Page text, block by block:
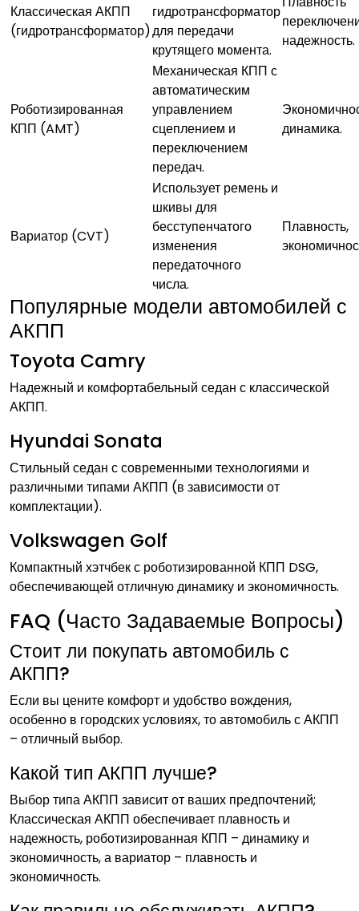
Классическая АКПП
(гидротрансформатор)
гидротрансформатор
для передачи
крутящего момента.
надежность.
Роботизированная
КПП (AMT)
Механическая КПП с
автоматическим
управлением
сцеплением и
переключением
передач.
динамика.
Вариатор (CVT)
Использует ремень и
шкивы для
бесступенчатого
изменения
передаточного
числа.
Плавность,
Популярные модели автомобилей с
АКПП
Toyota Camry
Надежный и комфортабельный седан с классической
АКПП.
Hyundai Sonata
Стильный седан с современными технологиями и
различными типами АКПП (в зависимости от
комплектации).
Volkswagen Golf
Компактный хэтчбек с роботизированной КПП DSG,
обеспечивающей отличную динамику и экономичность.
FAQ (Часто Задаваемые Вопросы)
Стоит ли покупать автомобиль с
АКПП?
Если вы цените комфорт и удобство вождения,
особенно в городских условиях, то автомобиль с АКПП
– отличный выбор.
Какой тип АКПП лучше?
Выбор типа АКПП зависит от ваших предпочтений;
Классическая АКПП обеспечивает плавность и
надежность, роботизированная КПП – динамику и
экономичность, а вариатор – плавность и
экономичность.